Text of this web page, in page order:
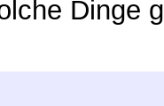
Dinge